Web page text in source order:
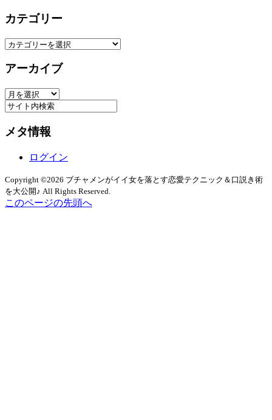
カテゴリー
カ
ゴ
ー
アーカイブ
ア
ー
イ
メタ情報
ログイン
Copyright ©2026 ブチャメンがイイ女を落とす恋愛テクニック＆口説き術
を大公開♪ All Rights Reserved.
このページの先頭へ